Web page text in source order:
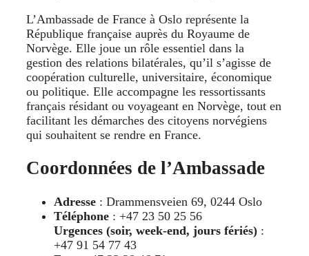
L’Ambassade de France à Oslo représente la
République française auprès du Royaume de
Norvège. Elle joue un rôle essentiel dans la
gestion des relations bilatérales, qu’il s’agisse de
coopération culturelle, universitaire, économique
ou politique. Elle accompagne les ressortissants
français résidant ou voyageant en Norvège, tout en
facilitant les démarches des citoyens norvégiens
qui souhaitent se rendre en France.
Coordonnées de l’Ambassade
Adresse : Drammensveien 69, 0244 Oslo
Téléphone : +47 23 50 25 56
Urgences (soir, week-end, jours fériés) :
+47 91 54 77 43